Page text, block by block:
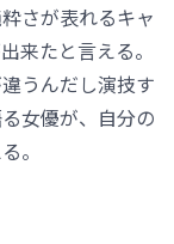
さが表れるキャ
来たと言える。
うんだし演技す
女優が、自分の
。